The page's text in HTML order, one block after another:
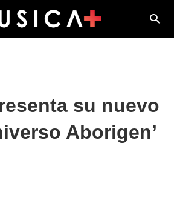
su nuevo
Aborigen’